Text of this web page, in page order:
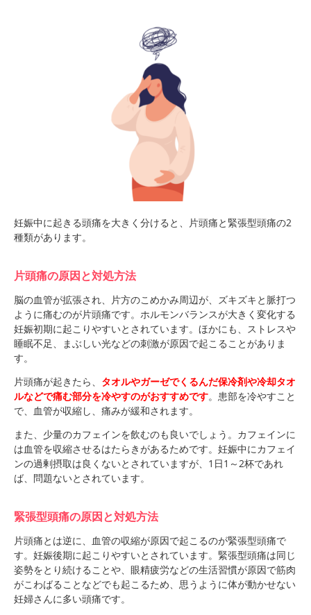
妊娠中に起きる頭痛を大きく分けると、片頭痛と緊張型頭痛の2
種類があります。
片頭痛の原因と対処方法
脳の血管が拡張され、片方のこめかみ周辺が、ズキズキと脈打つ
ように痛むのが片頭痛です。ホルモンバランスが大きく変化する
妊娠初期に起こりやすいとされています。ほかにも、ストレスや
睡眠不足、まぶしい光などの刺激が原因で起こることがありま
す。
片頭痛が起きたら、 タオルやガーゼでくるんだ保冷剤や冷却タオ
ルなどで痛む部分を冷やすのがおすすめです。患部を冷やすこと
で、血管が収縮し、痛みが緩和されます。
また、少量のカフェインを飲むのも良いでしょう。カフェインに
は血管を収縮させるはたらきがあるためです。妊娠中にカフェイ
ンの過剰摂取は良くないとされていますが、1日1～2杯であれ
ば、問題ないとされています。
緊張型頭痛の原因と対処方法
片頭痛とは逆に、血管の収縮が原因で起こるのが緊張型頭痛で
す。妊娠後期に起こりやすいとされています。緊張型頭痛は同じ
姿勢をとり続けることや、眼精疲労などの生活習慣が原因で筋肉
がこわばることなどでも起こるため、思うように体が動かせない
妊婦さんに多い頭痛です。